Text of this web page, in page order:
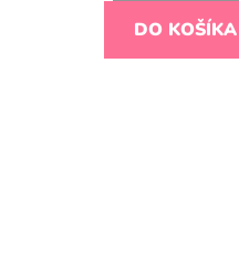
DO KOŠÍKA